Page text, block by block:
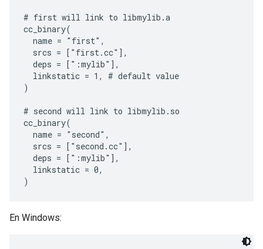
# first will link to libmylib.a
cc_binary(
  name = "first",
  srcs = ["first.cc"],
  deps = [":mylib"],
  linkstatic = 1, # default value
)
# second will link to libmylib.so
cc_binary(
  name = "second",
  srcs = ["second.cc"],
  deps = [":mylib"],
  linkstatic = 0,
En Windows: